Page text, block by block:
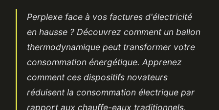
Perplexe face à vos factures d'électricité
en hausse ? Découvrez comment un ballon
thermodynamique peut transformer votre
consommation énergétique. Apprenez
comment ces dispositifs novateurs
réduisent la consommation électrique par
rapport aux chauffe-eaux traditionnels.